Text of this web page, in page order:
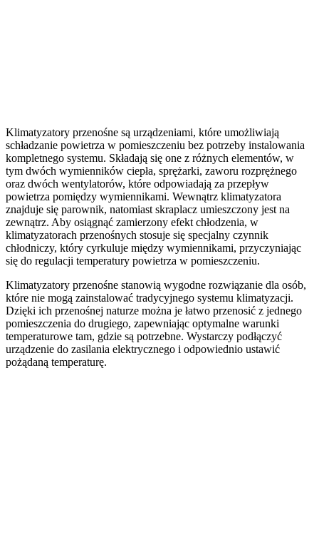
Klimatyzatory przenośne są urządzeniami, które umożliwiają
schładzanie powietrza w pomieszczeniu bez potrzeby instalowania
kompletnego systemu. Składają się one z różnych elementów, w
tym dwóch wymienników ciepła, sprężarki, zaworu rozprężnego
oraz dwóch wentylatorów, które odpowiadają za przepływ
powietrza pomiędzy wymiennikami. Wewnątrz klimatyzatora
znajduje się parownik, natomiast skraplacz umieszczony jest na
zewnątrz. Aby osiągnąć zamierzony efekt chłodzenia, w
klimatyzatorach przenośnych stosuje się specjalny czynnik
chłodniczy, który cyrkuluje między wymiennikami, przyczyniając
się do regulacji temperatury powietrza w pomieszczeniu.
Klimatyzatory przenośne stanowią wygodne rozwiązanie dla osób,
które nie mogą zainstalować tradycyjnego systemu klimatyzacji.
Dzięki ich przenośnej naturze można je łatwo przenosić z jednego
pomieszczenia do drugiego, zapewniając optymalne warunki
temperaturowe tam, gdzie są potrzebne. Wystarczy podłączyć
urządzenie do zasilania elektrycznego i odpowiednio ustawić
pożądaną temperaturę.